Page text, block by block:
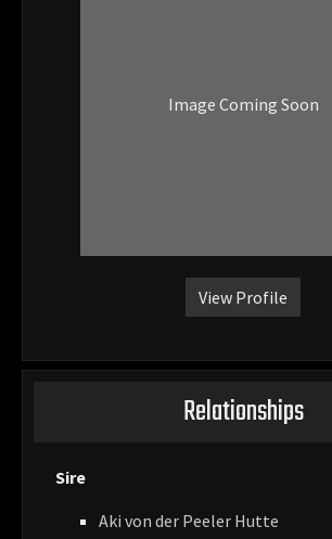
Image Coming Soon
View Profile
Relationships
Sire
Aki von der Peeler Hutte